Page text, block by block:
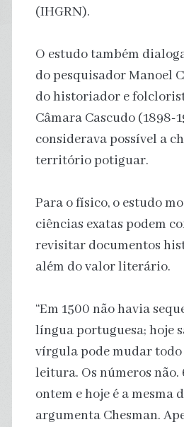
(IHGRN).
O estudo também
do pesquisador Manoel
do historiador e
Câmara Cascudo (1898-
considerava possível a
território potiguar.
Para o físico, o estudo
ciências exatas podem
revisitar documentos
além do valor literário.
“Em 1500 não havia
língua portuguesa; hoje
vírgula pode mudar
leitura. Os números não.
ontem e hoje é a mesma
argumenta Chesman.